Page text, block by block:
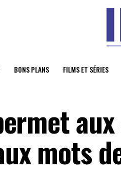
BONS PLANS FILMS ET SÉRIES
mots